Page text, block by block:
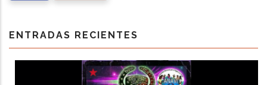
ENTRADAS RECIENTES